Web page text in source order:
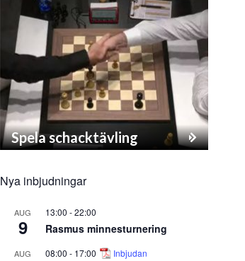
Spela schacktävling
Nya inbjudningar
AUG
9
13:00 -22:00
Rasmus minnesturnering
AUG 08:00 - 17:00 Inbjudan